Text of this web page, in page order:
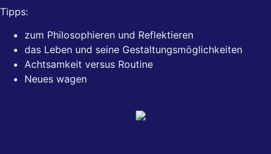
Tipps:
zum Philosophieren und Reflektieren
das Leben und seine Gestaltungsmöglichkeiten
Achtsamkeit versus Routine
Neues wagen